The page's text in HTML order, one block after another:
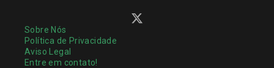
Sobre Nós
Política de Privacidade
Aviso Legal
Entre em contato!